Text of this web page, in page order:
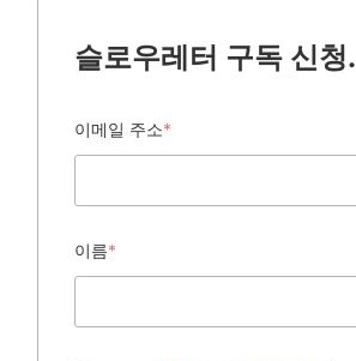
슬로우레터 구독 신청.
이메일 주소*
이름*